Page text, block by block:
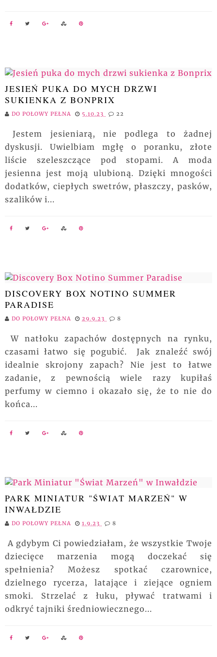
JESIEŃ PUKA DO MYCH DRZWI
SUKIENKA Z BONPRIX
DO POŁOWY PEŁNA 5.10.23 22
Jestem jesieniarą, nie podlega to żadnej
dyskusji. Uwielbiam mgłę o poranku, złote
liście szeleszczące pod stopami. A moda
jesienna jest moją ulubioną. Dzięki mnogości
dodatków, ciepłych swetrów, płaszczy, pasków,
szalików i...
DISCOVERY BOX NOTINO SUMMER
PARADISE
DO POŁOWY PEŁNA 29.9.23 8
W natłoku zapachów dostępnych na rynku,
czasami łatwo się pogubić. Jak znaleźć swój
idealnie skrojony zapach? Nie jest to łatwe
zadanie, z pewnością wiele razy kupiłaś
perfumy w ciemno i okazało się, że to nie do
końca...
PARK MINIATUR "ŚWIAT MARZEŃ" W
INWAŁDZIE
DO POŁOWY PEŁNA 1.9.23 8
A gdybym Ci powiedziałam, że wszystkie Twoje
dziecięce marzenia mogą doczekać się
spełnienia? Możesz spotkać czarownice,
dzielnego rycerza, latające i ziejące ogniem
smoki. Strzelać z łuku, pływać tratwami i
odkryć tajniki średniowiecznego...